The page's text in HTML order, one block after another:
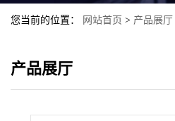
您当前的位置： 网站首页 > 产品展厅
产品展厅